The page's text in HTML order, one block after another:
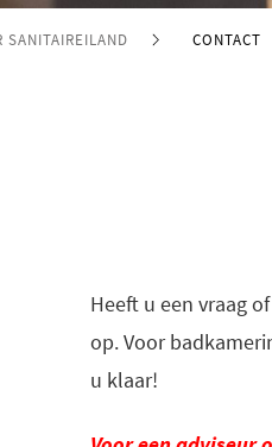
SANITAIREILAND CONTACT
Heeft u een vraag
op. Voor
u klaar!